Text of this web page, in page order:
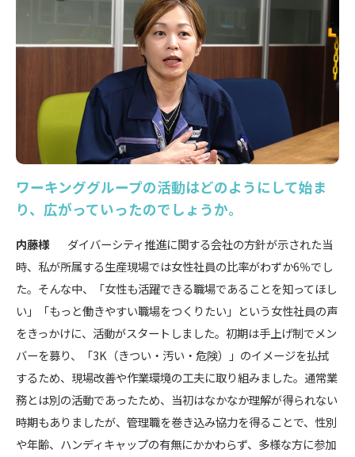
ワーキンググループの活動はどのようにして始ま
り、広がっていったのでしょうか。
内藤様
ダイバーシティ推進に関する会社の方針が示された当
時、私が所属する生産現場では女性社員の比率がわずか6％でし
た。そんな中、「女性も活躍できる職場であることを知ってほし
い」「もっと働きやすい職場をつくりたい」という女性社員の声
をきっかけに、活動がスタートしました。初期は手上げ制でメン
バーを募り、「3K（きつい・汚い・危険）」のイメージを払拭
するため、現場改善や作業環境の工夫に取り組みました。通常業
務とは別の活動であったため、当初はなかなか理解が得られない
時期もありましたが、管理職を巻き込み協力を得ることで、性別
や年齢、ハンディキャップの有無にかかわらず、多様な方に参加